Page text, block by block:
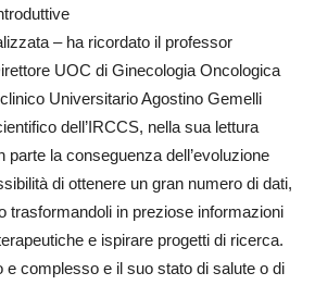
– ha ricordato il professor
UOC di Ginecologia Oncologica
Universitario Agostino Gemelli
dell’IRCCS, nella sua lettura
parte la conseguenza dell’evoluzione
di ottenere un gran numero di dati,
trasformandoli in preziose informazioni
e ispirare progetti di ricerca.
e complesso e il suo stato di salute o di